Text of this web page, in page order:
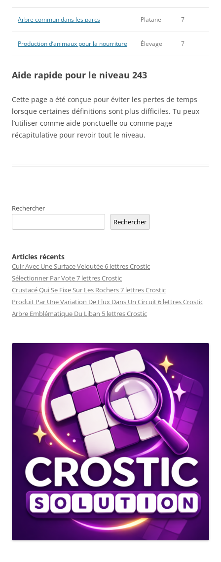
Arbre commun dans les parcs Platane 7
Production d’animaux pour la nourriture Élevage 7
Aide rapide pour le niveau 243
Cette page a été conçue pour éviter les pertes de temps
lorsque certaines définitions sont plus difficiles. Tu peux
l’utiliser comme aide ponctuelle ou comme page
récapitulative pour revoir tout le niveau.
Rechercher
Rechercher
Articles récents
Cuir Avec Une Surface Veloutée 6 lettres Crostic
Sélectionner Par Vote 7 lettres Crostic
Crustacé Qui Se Fixe Sur Les Rochers 7 lettres Crostic
Produit Par Une Variation De Flux Dans Un Circuit 6 lettres Crostic
Arbre Emblématique Du Liban 5 lettres Crostic